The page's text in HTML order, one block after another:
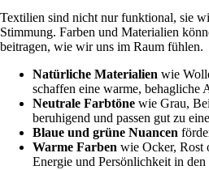
Textilien sind nicht nur funktional, sie
Stimmung. Farben und Materialien
beitragen, wie wir uns im Raum fühlen.
Natürliche Materialien wie
schaffen eine warme, behagliche
Neutrale Farbtöne wie Grau,
beruhigend und passen gut zu
Blaue und grüne Nuancen
Warme Farben wie Ocker, Rost
Energie und Persönlichkeit in den